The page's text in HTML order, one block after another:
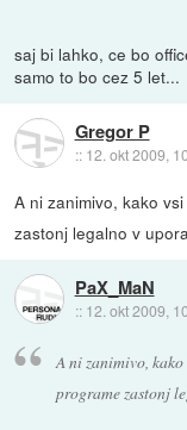
saj bi lahko, ce bo
samo to bo cez 5 let...
Gregor P
:: 12. okt 2009,
A ni zanimivo, kako
zastonj legalno v
PaX_MaN
:: 12. okt 2009,
A ni zanimivo,
programe zastonj